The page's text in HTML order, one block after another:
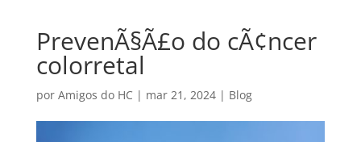
PrevenÃ§Ã£o do cÃ¢ncer
colorretal
por Amigos do HC | mar 21, 2024| Blog